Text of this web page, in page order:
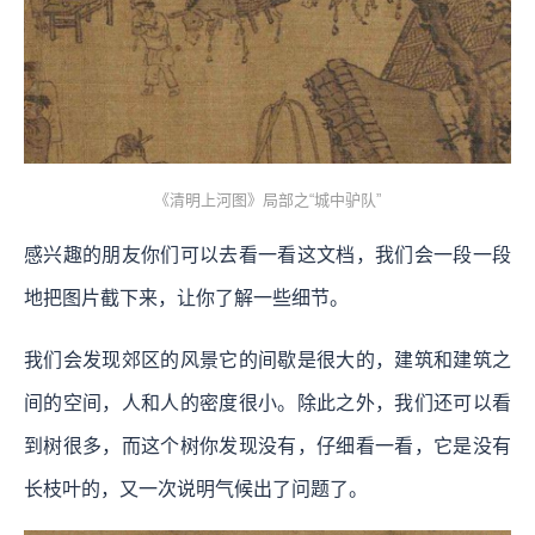
《清明上河图》局部之“城中驴队”
感兴趣的朋友你们可以去看一看这文档，我们会一段一段
地把图片截下来，让你了解一些细节。
我们会发现郊区的风景它的间歇是很大的，建筑和建筑之
间的空间，人和人的密度很小。除此之外，我们还可以看
到树很多，而这个树你发现没有，仔细看一看，它是没有
长枝叶的，又一次说明气候出了问题了。